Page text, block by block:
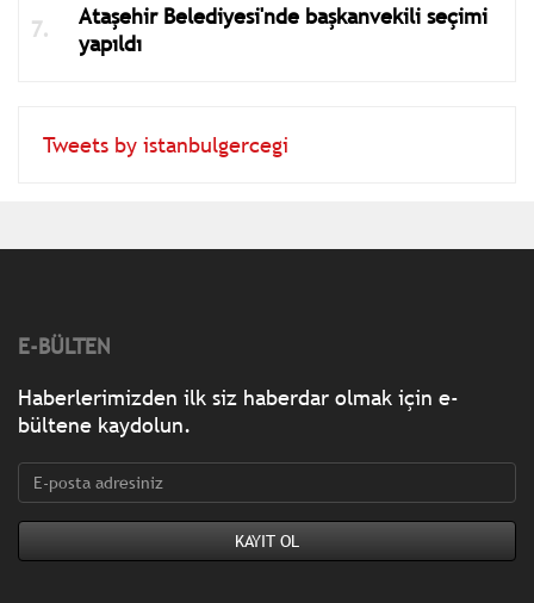
Ataşehir Belediyesi'nde başkanvekili seçimi
yapıldı
Tweets by istanbulgercegi
E-BÜLTEN
Haberlerimizden ilk siz haberdar olmak için e-
bültene kaydolun.